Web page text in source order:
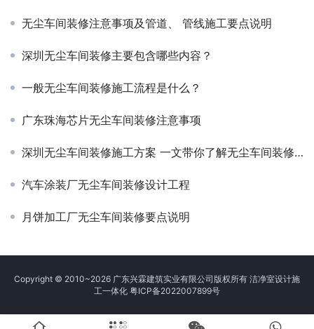
无尘车间装修注意事项及管道、 管线施工要点说明
深圳无尘车间装修主要包含哪些内容？
一般无尘车间装修施工流程是什么？
广东珠海芯片无尘车间装修注意事项
深圳无尘车间装修施工方案 一文带你了解无尘车间装修全过程！
汽车涂装厂无尘车间装修设计工程
月饼加工厂无尘车间装修要点说明
Copyright © 2010~2026 广东兴霖建筑实业有限公司版权所有 洁净室设计施
工一体化 粤ICP备2022007899号